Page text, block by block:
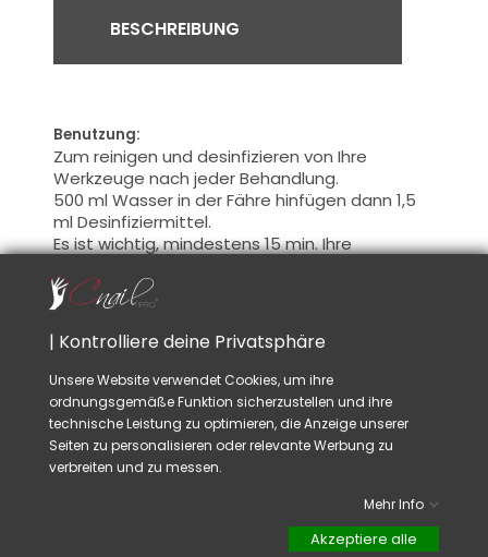
BESCHREIBUNG
Benutzung:
Zum reinigen und desinfizieren von Ihre
Werkzeuge nach jeder Behandlung.
500 ml Wasser in der Fähre hinfügen dann 1,5
ml Desinfiziermittel.
Es ist wichtig,mindestens 15min.Ihre
vollständig desinfiziert werden
Rat:
Wesentlich für eine saubere und hygienische
Arbeit.
Wasser der Fähre alle 15 Tage ändern. Keine
Feilen, Schwamm-Feile, Bürsten, Schleifkörper
für Schleifmaschine... tauchen. Das sind
Produkte füreinmalige Gebrauch
| Kontrolliere deine Privatsphäre
Unsere Website verwendet Cookies, um ihre
ordnungsgemäße Funktion sicherzustellen und ihre
technische Leistung zu optimieren, die Anzeige unserer
Seiten zu personalisieren oder relevante Werbung zu
verbreiten und zu messen.
Mehr Info
Akzeptiere alle